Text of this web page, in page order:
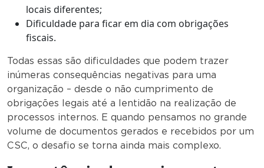
locais diferentes;
Dificuldade para ficar em dia com obrigações
fiscais.
Todas essas são dificuldades que podem trazer
inúmeras consequências negativas para uma
organização – desde o não cumprimento de
obrigações legais até a lentidão na realização de
processos internos. E quando pensamos no grande
volume de documentos gerados e recebidos por um
CSC, o desafio se torna ainda mais complexo.